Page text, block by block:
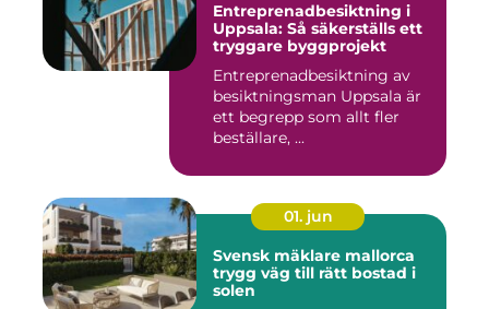
Entreprenadbesiktning i
Uppsala: Så säkerställs ett
tryggare byggprojekt
Entreprenadbesiktning av
besiktningsman Uppsala är
ett begrepp som allt fler
beställare, ...
01. jun
Svensk mäklare mallorca
trygg väg till rätt bostad i
solen